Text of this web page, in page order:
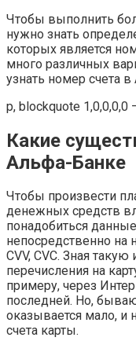
Чтобы выполнить
нужно знать
которых является
много различных
узнать номер счета
p, blockquote 1,0,0,0,0
Какие
Альфа-Банке
Чтобы произвести
денежных средств
понадобиться
непосредственно на
CVV, CVC. Зная
перечисления на
примеру, через
последней. Но,
оказывается мало, и
счета карты.